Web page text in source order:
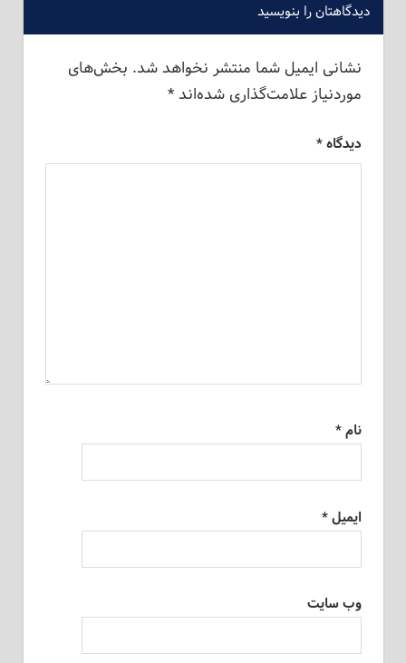
دیدگاهتان را بنویسید
نشانی ایمیل شما منتشر نخواهد شد. بخش‌های
موردنیاز علامت‌گذاری شده‌اند*
دیدگاه*
نام*
ایمیل*
وب‌ سایت